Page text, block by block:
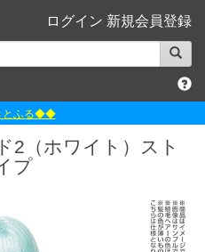
ログイン 新規会員登録
ふる◆◆
ｮｯﾌﾟ楽天市場店
レクトストア
質問（Q&A）
2（ホワイト）スト
プ